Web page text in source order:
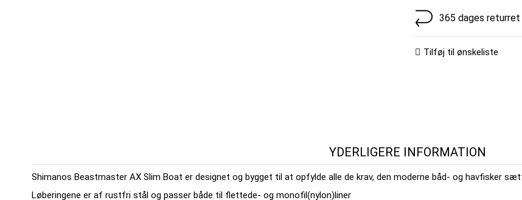
365 dages
Tilføj til ønskeliste
YDERLIGERE INFORMATION
Shimanos Beastmaster AX Slim Boat er designet og bygget til at opfylde alle de krav, den moderne båd- og havfisker
Løberingene er af rustfri stål og passer både til flettede- og monofil(nylon)liner